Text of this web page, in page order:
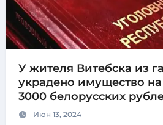
У жителя Витебска из
украдено имущество
3000 белорусских
Июн 13, 2024